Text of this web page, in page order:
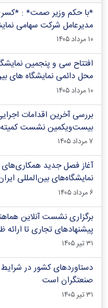
*با حکم وزیر صمت* :
مدیرعامل شرکت سهامی
۱۰ مرداد ۱۴۰۵
افتتاح سی و پنجمین
محل دائمی نمایشگاه های
۱۰ مرداد ۱۴۰۵
بررسی آخرین اقدامات
بیست‌ویکمین نشست کمیته
۷ مرداد ۱۴۰۵
آغاز فصل جدید
نمایشگاه‌های بین‌المللی
۶ مرداد ۱۴۰۵
پیشنهادهای تجاری تا
۳۱ تیر ۱۴۰۵
دستاوردهای کشور در
صنعتگران است
۳۱ تیر ۱۴۰۵